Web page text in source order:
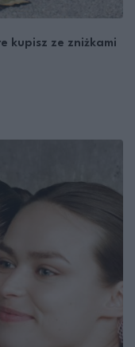
kupisz ze zniżkami